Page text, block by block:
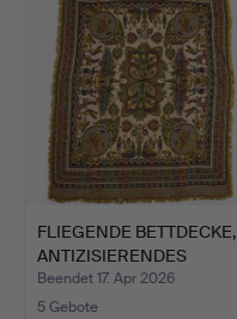
FLIEGENDE BETTDECKE,
ANTIZISIERENDES
DEKOR.
Beendet 17. Apr 2026
5 Gebote